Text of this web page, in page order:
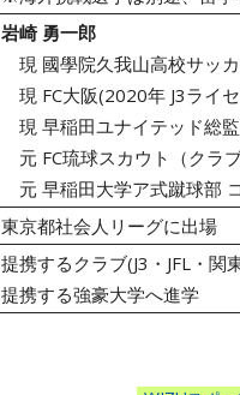
岩崎 勇一郎
現 國學院久我山高校サッ
現 FC大阪(2020年 J3ライ
現 早稲田ユナイテッド総
元 FC琉球スカウト（クラ
元 早稲田大学ア式蹴球部
東京都社会人リーグに出場
提携するクラブ(J3・JFL・
提携する強豪大学へ進学